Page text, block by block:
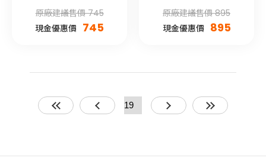
原廠建議售價 745
現金優惠價 745
原廠建議售價 895
現金優惠價 895